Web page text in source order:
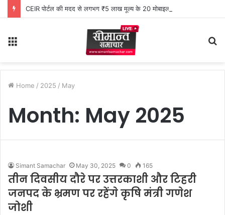
CEIR पोर्टल की मदद से लगभग ₹5 लाख मूल्य के 20 मोबाइल फोन बरामद
Home / 2025 / May
Month: May 2025
Simant Samachar May 30, 2025 0 165
तीन दिवसीय दौरे पर उत्तरकाशी और टिहरी
जनपद के भ्रमण पर रहेंगे कृषि मंत्री गणेश
जोशी